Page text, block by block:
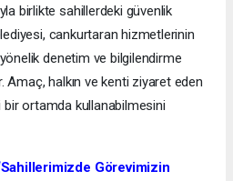
birlikte sahillerdeki güvenlik
cankurtaran hizmetlerinin
denetim ve bilgilendirme
Amaç, halkın ve kenti ziyaret eden
ortamda kullanabilmesini
Görevimizin